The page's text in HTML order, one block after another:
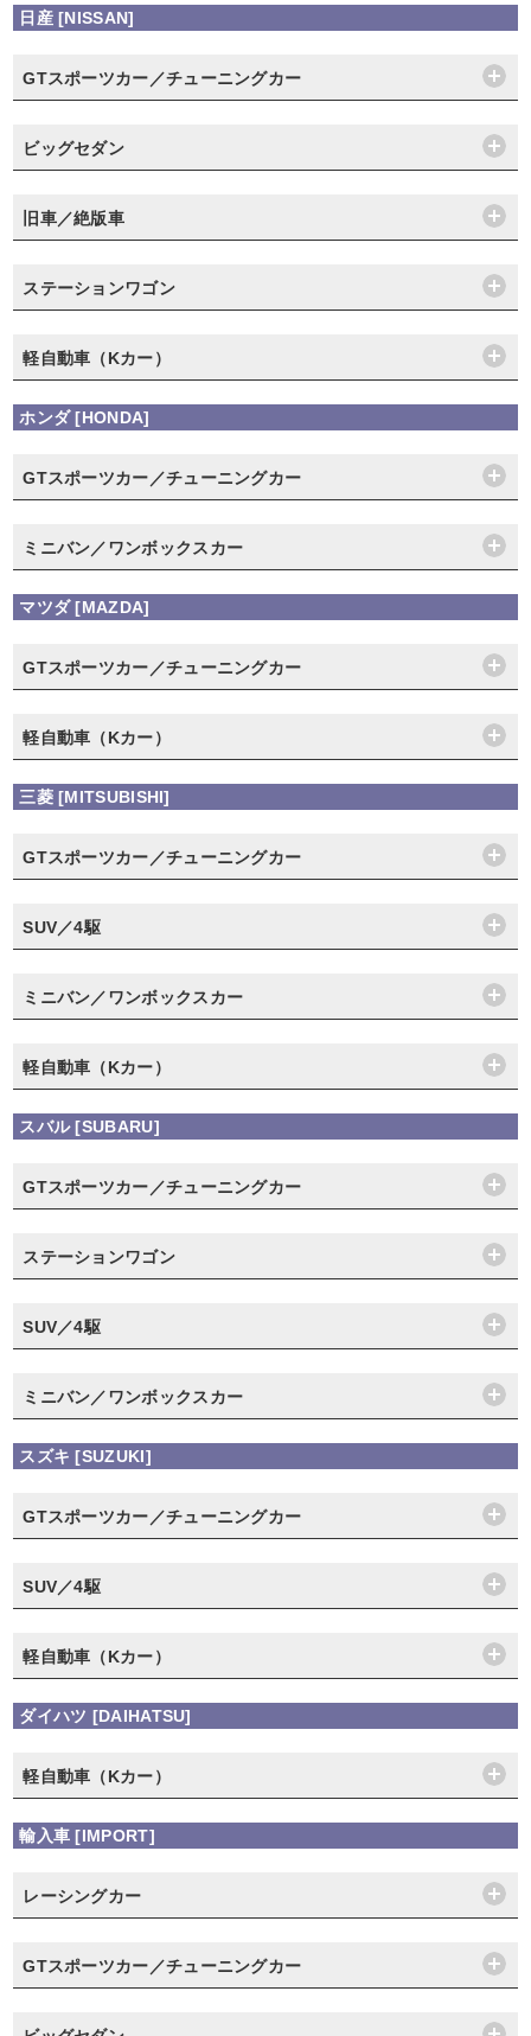
日産 [NISSAN]
GTスポーツカー／チューニングカー
ビッグセダン
旧車／絶版車
ステーションワゴン
軽自動車（Kカー）
ホンダ [HONDA]
GTスポーツカー／チューニングカー
ミニバン／ワンボックスカー
マツダ [MAZDA]
GTスポーツカー／チューニングカー
軽自動車（Kカー）
三菱 [MITSUBISHI]
GTスポーツカー／チューニングカー
SUV／4駆
ミニバン／ワンボックスカー
軽自動車（Kカー）
スバル [SUBARU]
GTスポーツカー／チューニングカー
ステーションワゴン
SUV／4駆
ミニバン／ワンボックスカー
スズキ [SUZUKI]
GTスポーツカー／チューニングカー
SUV／4駆
軽自動車（Kカー）
ダイハツ [DAIHATSU]
軽自動車（Kカー）
輸入車 [IMPORT]
レーシングカー
GTスポーツカー／チューニングカー